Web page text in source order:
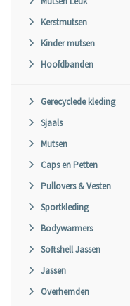
Kerstmutsen
Kinder mutsen
Hoofdbanden
Gerecyclede kleding
Sjaals
Mutsen
Caps en Petten
Pullovers & Vesten
Sportkleding
Bodywarmers
Softshell Jassen
Jassen
Overhemden